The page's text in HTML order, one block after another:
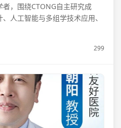
，围绕CTONG自主研究成
人工智能与多组学技术应用、
299